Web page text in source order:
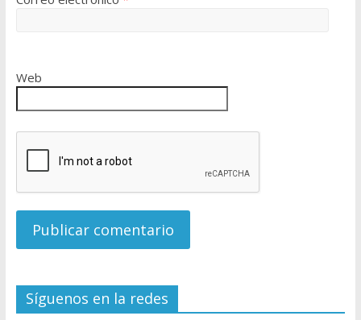
Web
Síguenos en la redes